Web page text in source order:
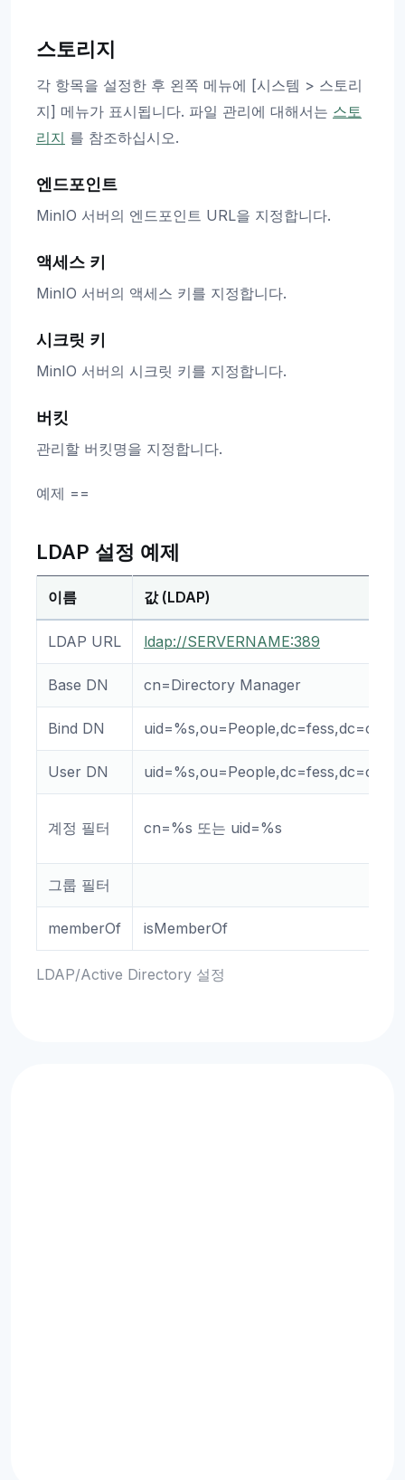
스토리지
각 항목을 설정한 후 왼쪽 메뉴에 [시스템 > 스토리
지] 메뉴가 표시됩니다. 파일 관리에 대해서는 스토
리지 를 참조하십시오.
엔드포인트
MinIO 서버의 엔드포인트 URL을 지정합니다.
액세스 키
MinIO 서버의 액세스 키를 지정합니다.
시크릿 키
MinIO 서버의 시크릿 키를 지정합니다.
버킷
관리할 버킷명을 지정합니다.
예제 ==
LDAP 설정 예제
LDAP/Active Directory 설정
이름 값 (LDAP)
LDAP URL ldap://SERVERNAME:389
Base DN cn=Directory Manager
Bind DN
User DN
계정 필터 cn=%s 또는 uid=%s
그룹 필터
memberOf isMemberOf